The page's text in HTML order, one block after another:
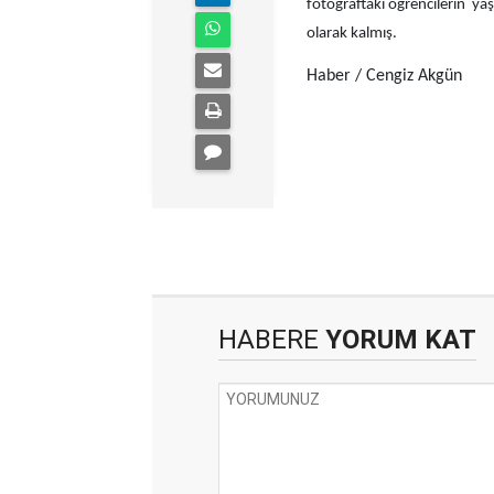
fotoğraftaki öğrencilerin
olarak kalmış.
Haber / Cengiz Akgün
HABERE YORUM KAT